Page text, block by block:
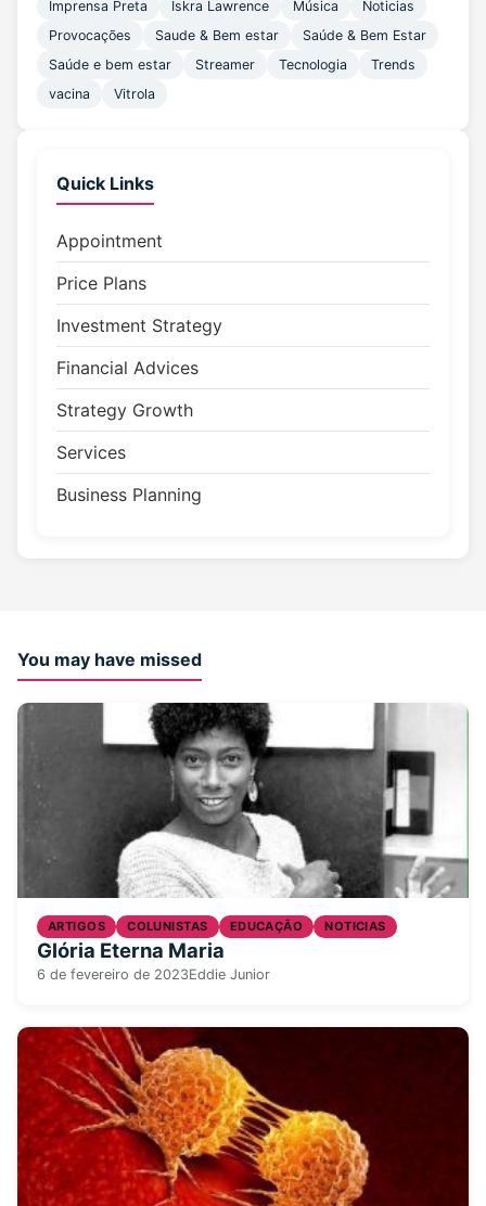
Imprensa Preta Iskra Lawrence Música
Noticias
Provocações
Saude & Bem estar
Saúde & Bem Estar
Saúde e bem estar
Streamer Tecnologia
Trends
vacina
Vitrola
Quick Links
Appointment
Price Plans
Investment Strategy
Financial Advices
Strategy Growth
Services
Business Planning
You may have missed
ARTIGOS COLUNISTAS EDUCAÇÃO NOTICIAS
Glória Eterna Maria
6 de fevereiro de 2023Eddie Junior